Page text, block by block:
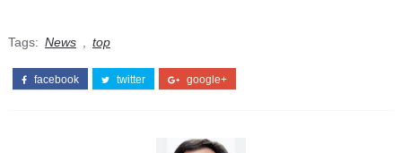
Tags: News top
facebook twitter google+